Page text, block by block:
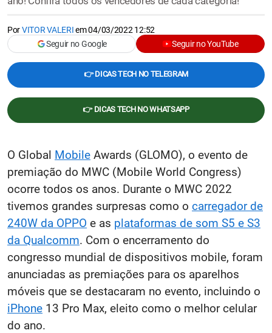
PorVITOR VALERIem04/03/2022 12:52
Seguir no Google
Seguir no YouTube
👉 DICAS TECH NO TELEGRAM
👉 DICAS TECH NO WHATSAPP
O Global Mobile Awards (GLOMO), o evento de
premiação do MWC (Mobile World Congress)
ocorre todos os anos. Durante o MWC 2022
tivemos grandes surpresas como o carregador de
240W da OPPO e as plataformas de som S5 e S3
da Qualcomm. Com o encerramento do
congresso mundial de dispositivos mobile, foram
anunciadas as premiações para os aparelhos
móveis que se destacaram no evento, incluindo o
iPhone 13 Pro Max, eleito como o melhor celular
do ano.